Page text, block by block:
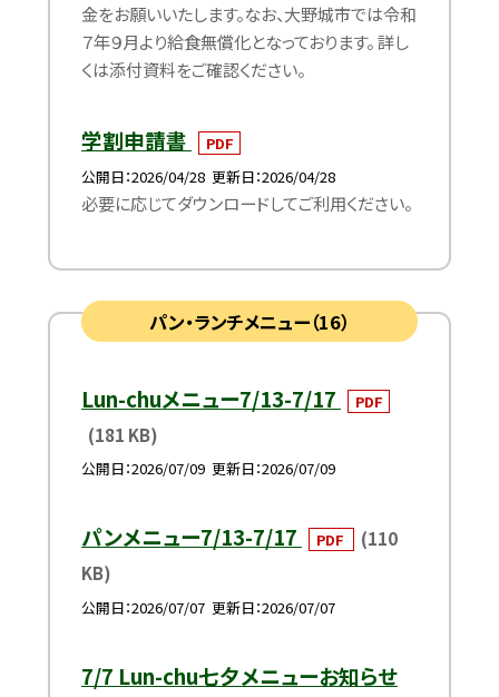
金をお願いいたします。なお、大野城市では令和
７年９月より給食無償化となっております。 詳し
くは添付資料をご確認ください。
学割申請書
PDF
公開日 2026/04/28 更新日 2026/04/28
必要に応じてダウンロードしてご利用ください。
パン・ランチメニュー（16）
Lun-chuメニュー7/13-7/17 PDF
(181 KB)
公開日 2026/07/09 更新日 2026/07/09
パンメニュー7/13-7/17 PDF
(110
KB)
公開日 2026/07/07 更新日 2026/07/07
7/7 Lun-chu七夕メニューお知らせ